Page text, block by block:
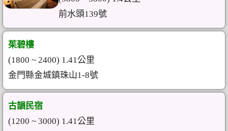
前水頭139號
茱碧樓
(1800 ~ 2400) 1.41公里
金門縣金城鎮珠山1-8號
古韻民宿
(1200 ~ 3000) 1.41公里